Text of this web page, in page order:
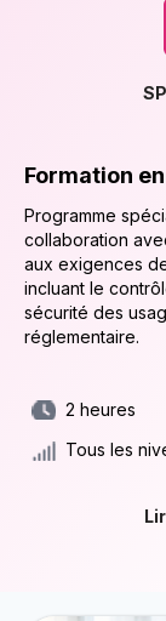
Formation
Programme
collaboration
aux exigences
incluant le
sécurité des
réglementaire.
2 heures
Tous les